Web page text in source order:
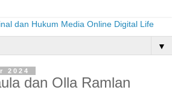
▼
2024
dan Olla Ramlan